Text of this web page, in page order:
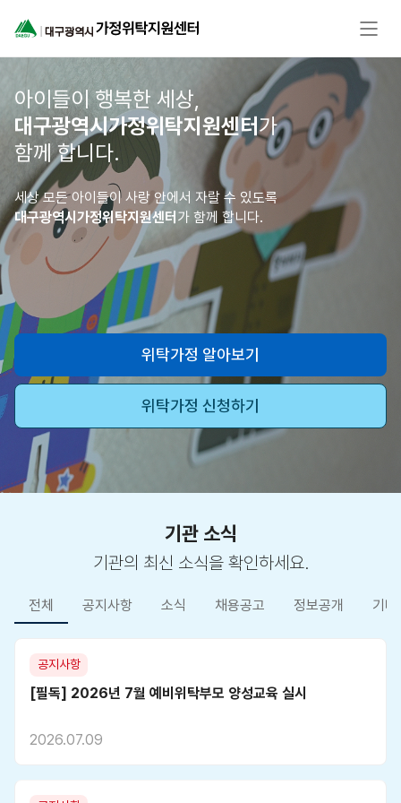
아이들이 행복한 세상,
대구광역시가정위탁지원센터가
함께 합니다.
세상 모든 아이들이 사랑 안에서 자랄 수 있도록
대구광역시가정위탁지원센터 가 함께 합니다.
위탁가정 알아보기
위탁가정 신청하기
기관 소식
기관의 최신 소식을 확인하세요.
전체 공지사항 소식 채용공고 정보공개 기타
공지사항
[필독] 2026년 7월 예비위탁부모 양성교육 실시
2026.07.09